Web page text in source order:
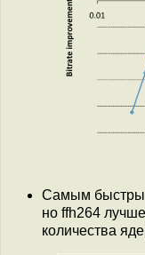
Самым
но ffh264
количества